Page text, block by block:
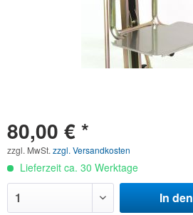
80,00 € *
zzgl. MwSt. zzgl. Versandkosten
Lieferzeit ca. 30 Werktage
In den